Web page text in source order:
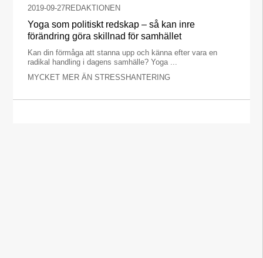
2019-09-27REDAKTIONEN
Yoga som politiskt redskap – så kan inre
förändring göra skillnad för samhället
Kan din förmåga att stanna upp och känna efter vara en
radikal handling i dagens samhälle? Yoga ...
MYCKET MER ÄN STRESSHANTERING